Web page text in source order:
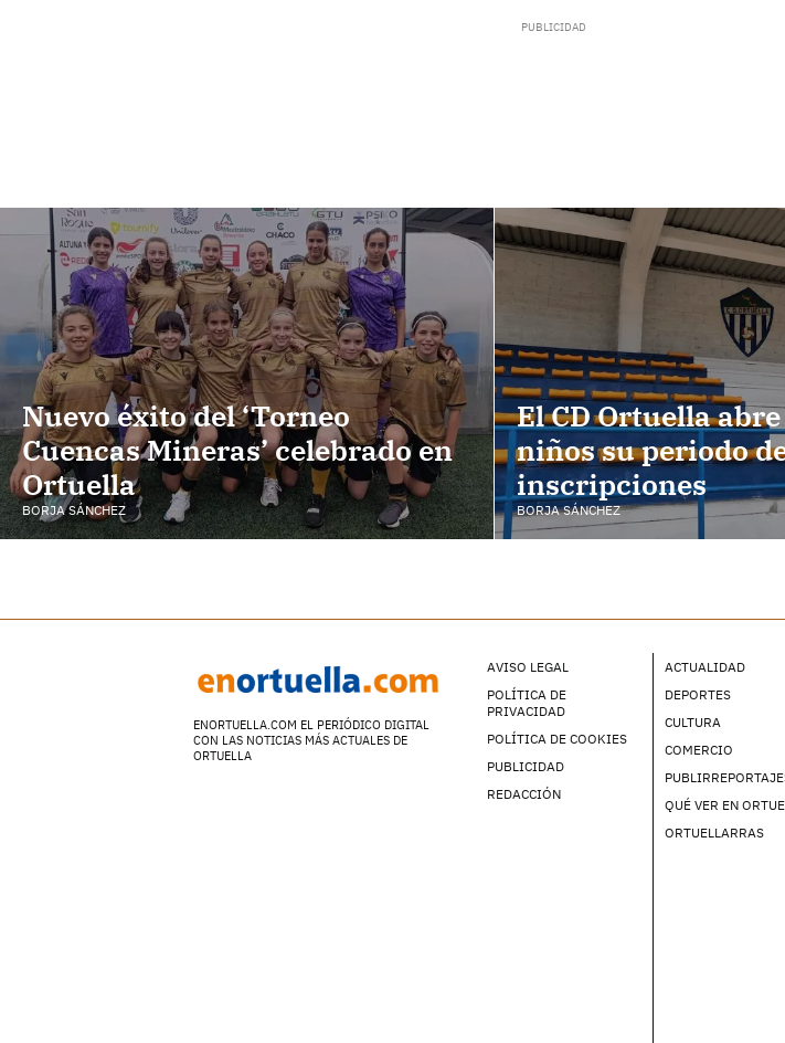
Nuevo éxito del ‘Torneo
Cuencas Mineras’ celebrado en
Ortuella
BORJA SÁNCHEZ
El CD Ortuella
niños su periodo
inscripciones
BORJA SÁNCHEZ
ENORTUELLA.COM EL PERIÓDICO DIGITAL
CON LAS NOTICIAS MÁS ACTUALES DE
ORTUELLA
AVISO LEGAL
POLÍTICA DE
PRIVACIDAD
POLÍTICA DE COOKIES
PUBLICIDAD
REDACCIÓN
ACTUALIDAD
DEPORTES
CULTURA
COMERCIO
QUÉ VER EN
ORTUELLARRAS